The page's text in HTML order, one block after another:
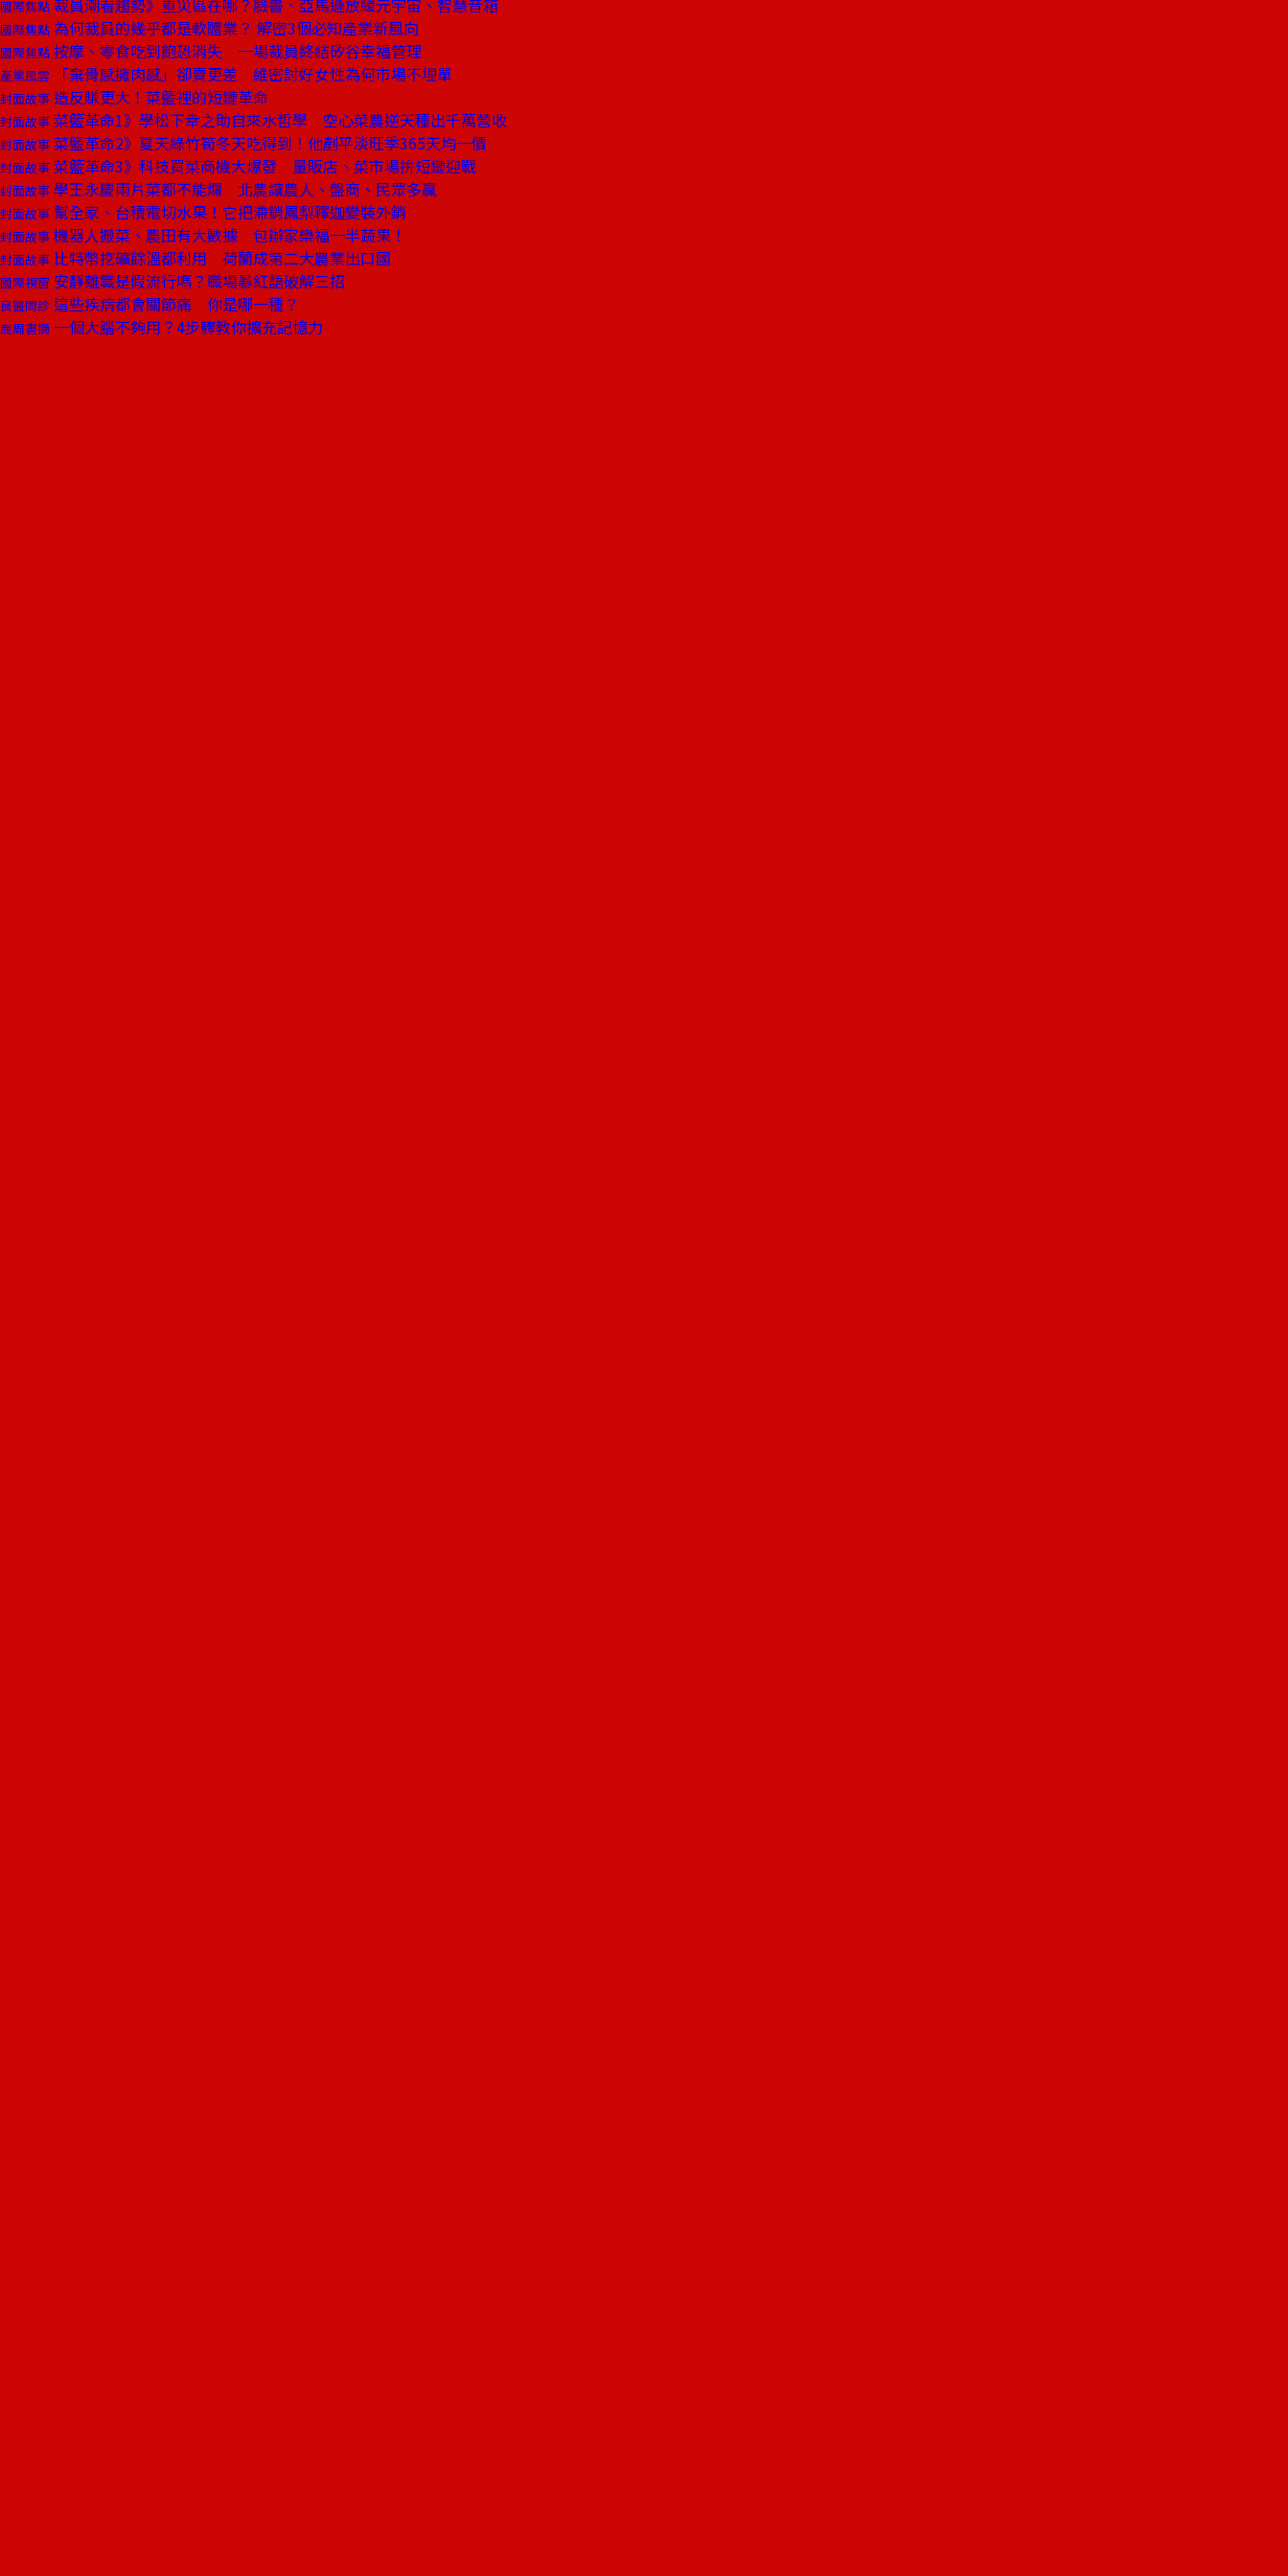
國際焦點 裁員潮看趨勢》重災區在哪？臉書、亞馬遜放緩元宇宙、智慧音箱
國際焦點 為何裁員的幾乎都是軟體業？ 解密3個必知產業新風向
國際焦點 按摩、零食吃到飽恐消失 一場裁員終結矽谷幸福管理
產業風雲 「棄骨感擁肉感」卻賣更差 維密討好女性為何市場不埋單
封面故事 造反賺更大！菜籃裡的短鏈革命
封面故事 菜籃革命1》學松下幸之助自來水哲學 空心菜農逆天種出千萬營收
封面故事 菜籃革命2》夏天綠竹筍冬天吃得到！他剷平淡旺季365天均一價
封面故事 菜籃革命3》科技買菜商機大爆發 量販店、菜市場拚短鏈迎戰
封面故事 學王永慶兩片菜都不能爛 北農讓農人、盤商、民眾多贏
封面故事 幫全家、台積電切水果！它把滯銷鳳梨釋迦變裝外銷
封面故事 機器人搬菜、農田有大數據 包辦家樂福一半蔬果！
封面故事 比特幣挖礦餘溫都利用 荷蘭成第二大農業出口國
國際視窗 安靜離職是假流行嗎？職場暴紅語破解三招
良醫問診 這些疾病都會關節痛 你是哪一種？
商周書摘 一個大腦不夠用？4步驟教你擴充記憶力